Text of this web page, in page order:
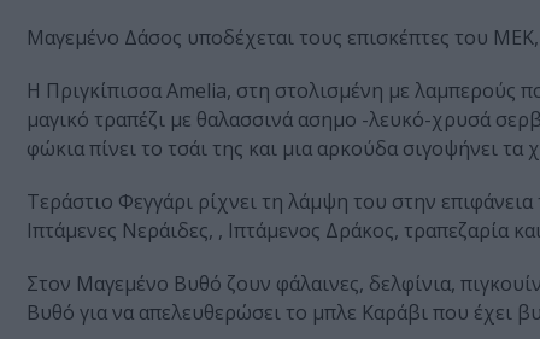
Μαγεμένο Δάσος υποδέχεται τους επισκέπτες του
Η Πριγκίπισσα Amelia, στη στολισμένη με λαμπερούς
μαγικό τραπέζι με θαλασσινά ασημο -λευκό-χρυσά
φώκια πίνει το τσάι της και μια αρκούδα σιγοψήνει τα
Τεράστιο Φεγγάρι ρίχνει τη λάμψη του στην
Ιπτάμενες Νεράιδες, , Ιπτάμενος Δράκος, τραπεζαρία
Στον Μαγεμένο Βυθό ζουν φάλαινες, δελφίνια,
Βυθό για να απελευθερώσει το μπλε Καράβι που έχει